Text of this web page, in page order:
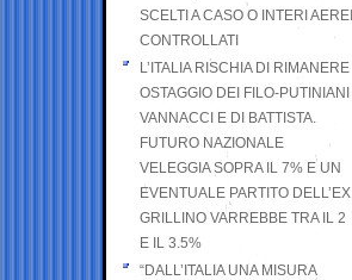
SCELTI A CASO O INTERI AEREI
CONTROLLATI
L’ITALIA RISCHIA DI RIMANERE
OSTAGGIO DEI FILO-PUTINIANI
VANNACCI E DI BATTISTA.
FUTURO NAZIONALE
VELEGGIA SOPRA IL 7% E UN
EVENTUALE PARTITO DELL’EX
GRILLINO VARREBBE TRA IL 2
E IL 3.5%
“DALL’ITALIA UNA MISURA